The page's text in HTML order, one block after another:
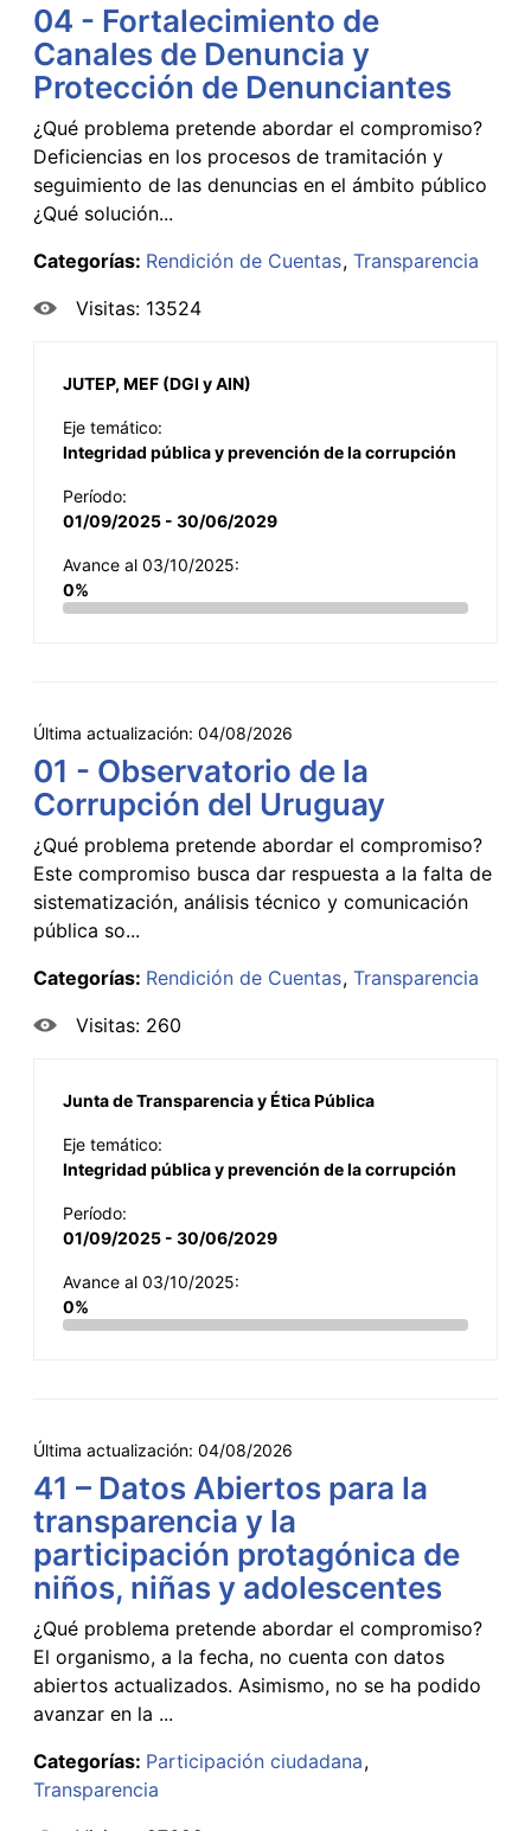
04 - Fortalecimiento de
Canales de Denuncia y
Protección de Denunciantes
¿Qué problema pretende abordar el compromiso?
Deficiencias en los procesos de tramitación y
seguimiento de las denuncias en el ámbito público
¿Qué solución...
Categorías: Rendición de Cuentas Transparencia
Visitas: 13524
JUTEP, MEF (DGI y AIN)
Eje temático:
Integridad pública y prevención de la corrupción
Período:
01/09/2025 - 30/06/2029
Avance al 03/10/2025:
0%
Última actualización: 04/08/2026
01 - Observatorio de la
Corrupción del Uruguay
¿Qué problema pretende abordar el compromiso?
Este compromiso busca dar respuesta a la falta de
sistematización, análisis técnico y comunicación
pública so...
Categorías: Rendición de Cuentas Transparencia
Visitas: 260
Junta de Transparencia y Ética Pública
Eje temático:
Integridad pública y prevención de la corrupción
Período:
01/09/2025 - 30/06/2029
Avance al 03/10/2025:
0%
Última actualización: 04/08/2026
41 – Datos Abiertos para la
transparencia y la
participación protagónica de
niños, niñas y adolescentes
¿Qué problema pretende abordar el compromiso?
El organismo, a la fecha, no cuenta con datos
abiertos actualizados. Asimismo, no se ha podido
avanzar en la ...
Categorías: Participación ciudadana
Transparencia